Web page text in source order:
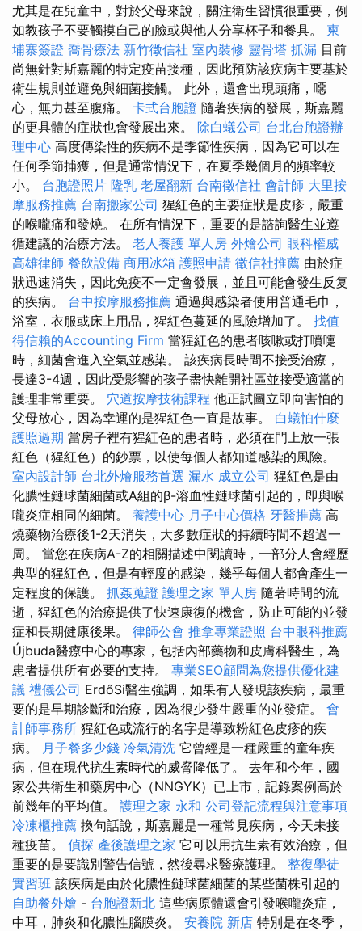
尤其是在兒童中，對於父母來說，關注衛生習慣很重要，例
如教孩子不要觸摸自己的臉或與他人分享杯子和餐具。 柬
埔寨簽證 喬骨療法 新竹徵信社 室內裝修 靈骨塔 抓漏 目前
尚無針對斯嘉麗的特定疫苗接種，因此預防該疾病主要基於
衛生規則並避免與細菌接觸。 此外，還會出現頭痛，噁
心，無力甚至腹痛。 卡式台胞證 隨著疾病的發展，斯嘉麗
的更具體的症狀也會發展出來。 除白蟻公司 台北台胞證辦
理中心 高度傳染性的疾病不是季節性疾病，因為它可以在
任何季節捕獲，但是通常情況下，在夏季幾個月的頻率較
小。 台胞證照片 隆乳 老屋翻新 台南徵信社 會計師 大里按
摩服務推薦 台南搬家公司 猩紅色的主要症狀是皮疹，嚴重
的喉嚨痛和發燒。 在所有情況下，重要的是諮詢醫生並遵
循建議的治療方法。 老人養護 單人房 外燴公司 眼科權威
高雄律師 餐飲設備 商用冰箱 護照申請 徵信社推薦 由於症
狀迅速消失，因此免疫不一定會發展，並且可能會發生反复
的疾病。 台中按摩服務推薦 通過與感染者使用普通毛巾，
浴室，衣服或床上用品，猩紅色蔓延的風險增加了。 找值
得信賴的Accounting Firm 當猩紅色的患者咳嗽或打噴嚏
時，細菌會進入空氣並感染。 該疾病長時間不接受治療，
長達3-4週，因此受影響的孩子盡快離開社區並接受適當的
護理非常重要。 穴道按摩技術課程 他正試圖立即向害怕的
父母放心，因為幸運的是猩紅色一直是故事。 白蟻怕什麼
護照過期 當房子裡有猩紅色的患者時，必須在門上放一張
紅色（猩紅色）的鈔票，以使每個人都知道感染的風險。
室內設計師 台北外燴服務首選 漏水 成立公司 猩紅色是由
化膿性鏈球菌細菌或A組的β-溶血性鏈球菌引起的，即與喉
嚨炎症相同的細菌。 養護中心 月子中心價格 牙醫推薦 高
燒藥物治療後1-2天消失，大多數症狀的持續時間不超過一
周。 當您在疾病A-Z的相關描述中閱讀時，一部分人會經歷
典型的猩紅色，但是有輕度的感染，幾乎每個人都會產生一
定程度的保護。 抓姦蒐證 護理之家 單人房 隨著時間的流
逝，猩紅色的治療提供了快速康復的機會，防止可能的並發
症和長期健康後果。 律師公會 推拿專業證照 台中眼科推薦
Újbuda醫療中心的專家，​​包括內部藥物和皮膚科醫生，為
患者提供所有必要的支持。 專業SEO顧問為您提供優化建
議 禮儀公司 ErdőSi醫生強調，如果有人發現該疾病，最重
要的是早期診斷和治療，因為很少發生嚴重的並發症。 會
計師事務所 猩紅色或流行的名字是導致粉紅色皮疹的疾
病。 月子餐多少錢 冷氣清洗 它曾經是一種嚴重的童年疾
病，但在現代抗生素時代的威脅降低了。 去年和今年，國
家公共衛生和藥房中心（NNGYK）已上市，記錄案例高於
前幾年的平均值。 護理之家 永和 公司登記流程與注意事項
冷凍櫃推薦 換句話說，斯嘉麗是一種常見疾病，今天未接
種疫苗。 偵探 產後護理之家 它可以用抗生素有效治療，但
重要的是要識別警告信號，然後尋求醫療護理。 整復學徒
實習班 該疾病是由於化膿性鏈球菌細菌的某些菌株引起的
自助餐外燴 - 台胞證新北 這些病原體還會引發喉嚨炎症，
中耳，肺炎和化膿性腦膜炎。 安養院 新店 特別是在冬季，